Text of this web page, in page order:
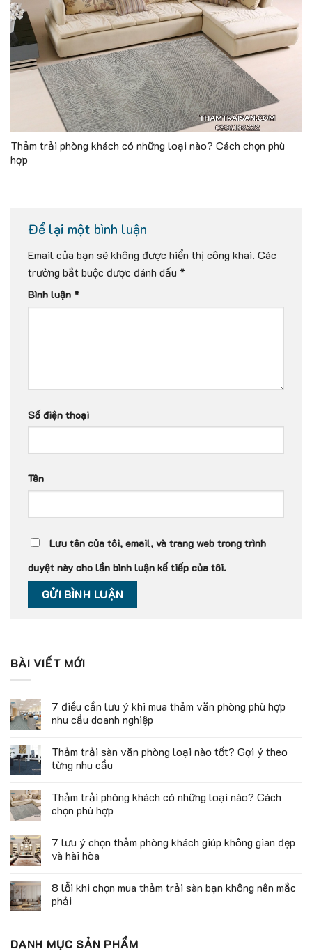
Thảm trải phòng khách có những loại nào? Cách chọn phù
hợp
Để lại một bình luận
Email của bạn sẽ không được hiển thị công khai. Các
trường bắt buộc được đánh dấu *
Bình luận *
Số điện thoại
Tên
Lưu tên của tôi, email, và trang web trong trình
duyệt này cho lần bình luận kế tiếp của tôi.
BÀI VIẾT MỚI
7 điều cần lưu ý khi mua thảm văn phòng phù hợp
nhu cầu doanh nghiệp
Thảm trải sàn văn phòng loại nào tốt? Gợi ý theo
từng nhu cầu
Thảm trải phòng khách có những loại nào? Cách
chọn phù hợp
7 lưu ý chọn thảm phòng khách giúp không gian đẹp
và hài hòa
8 lỗi khi chọn mua thảm trải sàn bạn không nên mắc
phải
DANH MỤC SẢN PHẨM